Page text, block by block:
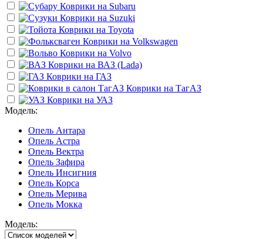
Коврики на Subaru
Коврики на Suzuki
Коврики на Toyota
Коврики на Volkswagen
Коврики на Volvo
Коврики на ВАЗ (Lada)
Коврики на ГАЗ
Коврики на ТагАЗ
Коврики на УАЗ
Модель:
Опель Антара
Опель Астра
Опель Вектра
Опель Зафира
Опель Инсигния
Опель Корса
Опель Мерива
Опель Мокка
Модель: